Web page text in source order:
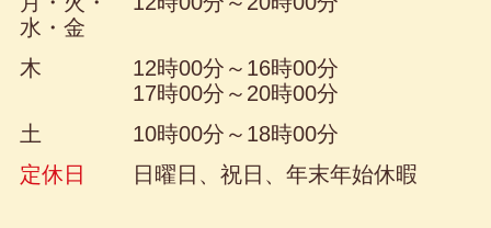
水・金
木
12時00分～16時00分
17時00分～20時00分
土
10時00分～18時00分
定休日
日曜日、祝日、年末年始休暇